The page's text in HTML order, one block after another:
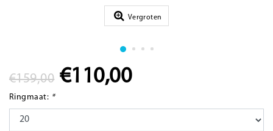
Vergroten
€159,00 €110,00
Ringmaat: *